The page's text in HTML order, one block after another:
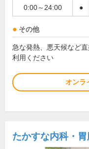
0:00～24:00 ●
その他
急な発熱、悪天候など
利用ください
オンラ
たかすな内科・